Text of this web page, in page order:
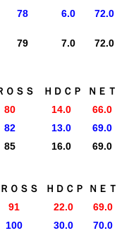
78 6.0 72.0
79 7.0 72.0
ＯＳＳ ＨＤＣＰ
ＮＥＴ
80 14.0
66.0
82 13.0
69.0
85 16.0 69.0
ＯＳＳ ＨＤＣＰ
ＮＥＴ
91 22.0
69.0
100 30.0
70.0